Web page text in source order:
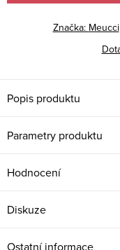
Značka: Meucci
Popis produktu
Parametry produktu
Hodnocení
Diskuze
Ostatní informace